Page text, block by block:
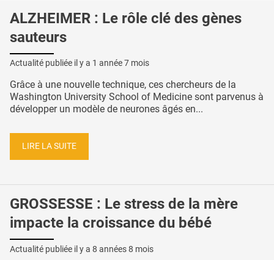
ALZHEIMER : Le rôle clé des gènes
sauteurs
Actualité publiée il y a 1 année 7 mois
Grâce à une nouvelle technique, ces chercheurs de la
Washington University School of Medicine sont parvenus à
développer un modèle de neurones âgés en...
LIRE LA SUITE
GROSSESSE : Le stress de la mère
impacte la croissance du bébé
Actualité publiée il y a 8 années 8 mois